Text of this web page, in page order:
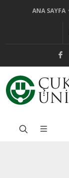
ANA SAYFA